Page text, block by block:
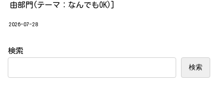
由部門(テーマ：なんでもOK)]
2026-07-28
検索
検索